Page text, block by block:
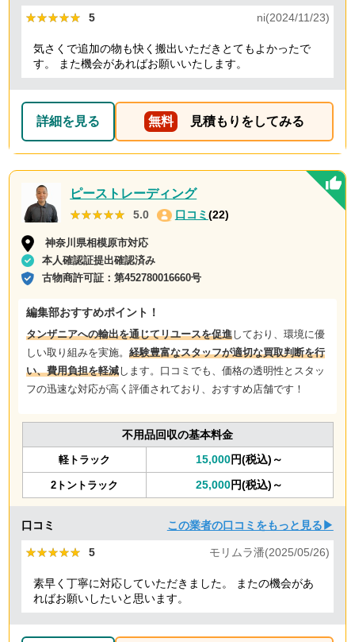
★★★★★
★★★★★ 5 ni(2024/11/23)
気さくで追加の物も快く搬出いただきとてもよかったで
す。 また機会があればお願いいたします。
詳細を見る 無料 見積もりをしてみる
ピーストレーディング
★★★★★
★★★★★ 5.0 口コミ (22)
神奈川県相模原市対応
本人確認証提出確認済み
古物商許可証：第452780016660号
編集部おすすめポイント！
タンザニアへの輸出を通じてリユースを促進しており、環境に優
しい取り組みを実施。 経験豊富なスタッフが適切な買取判断を行
い、費用負担を軽減します。口コミでも、価格の透明性とスタッ
フの迅速な対応が高く評価されており、おすすめ店舗です！
不用品回収の基本料金
軽トラック 15,000円(税込)～
2トントラック 25,000円(税込)～
口コミ この業者の口コミをもっと見る▶
★★★★★
★★★★★ 5 モリムラ潘(2025/05/26)
素早く丁寧に対応していただきました。 またの機会があ
ればお願いしたいと思います。